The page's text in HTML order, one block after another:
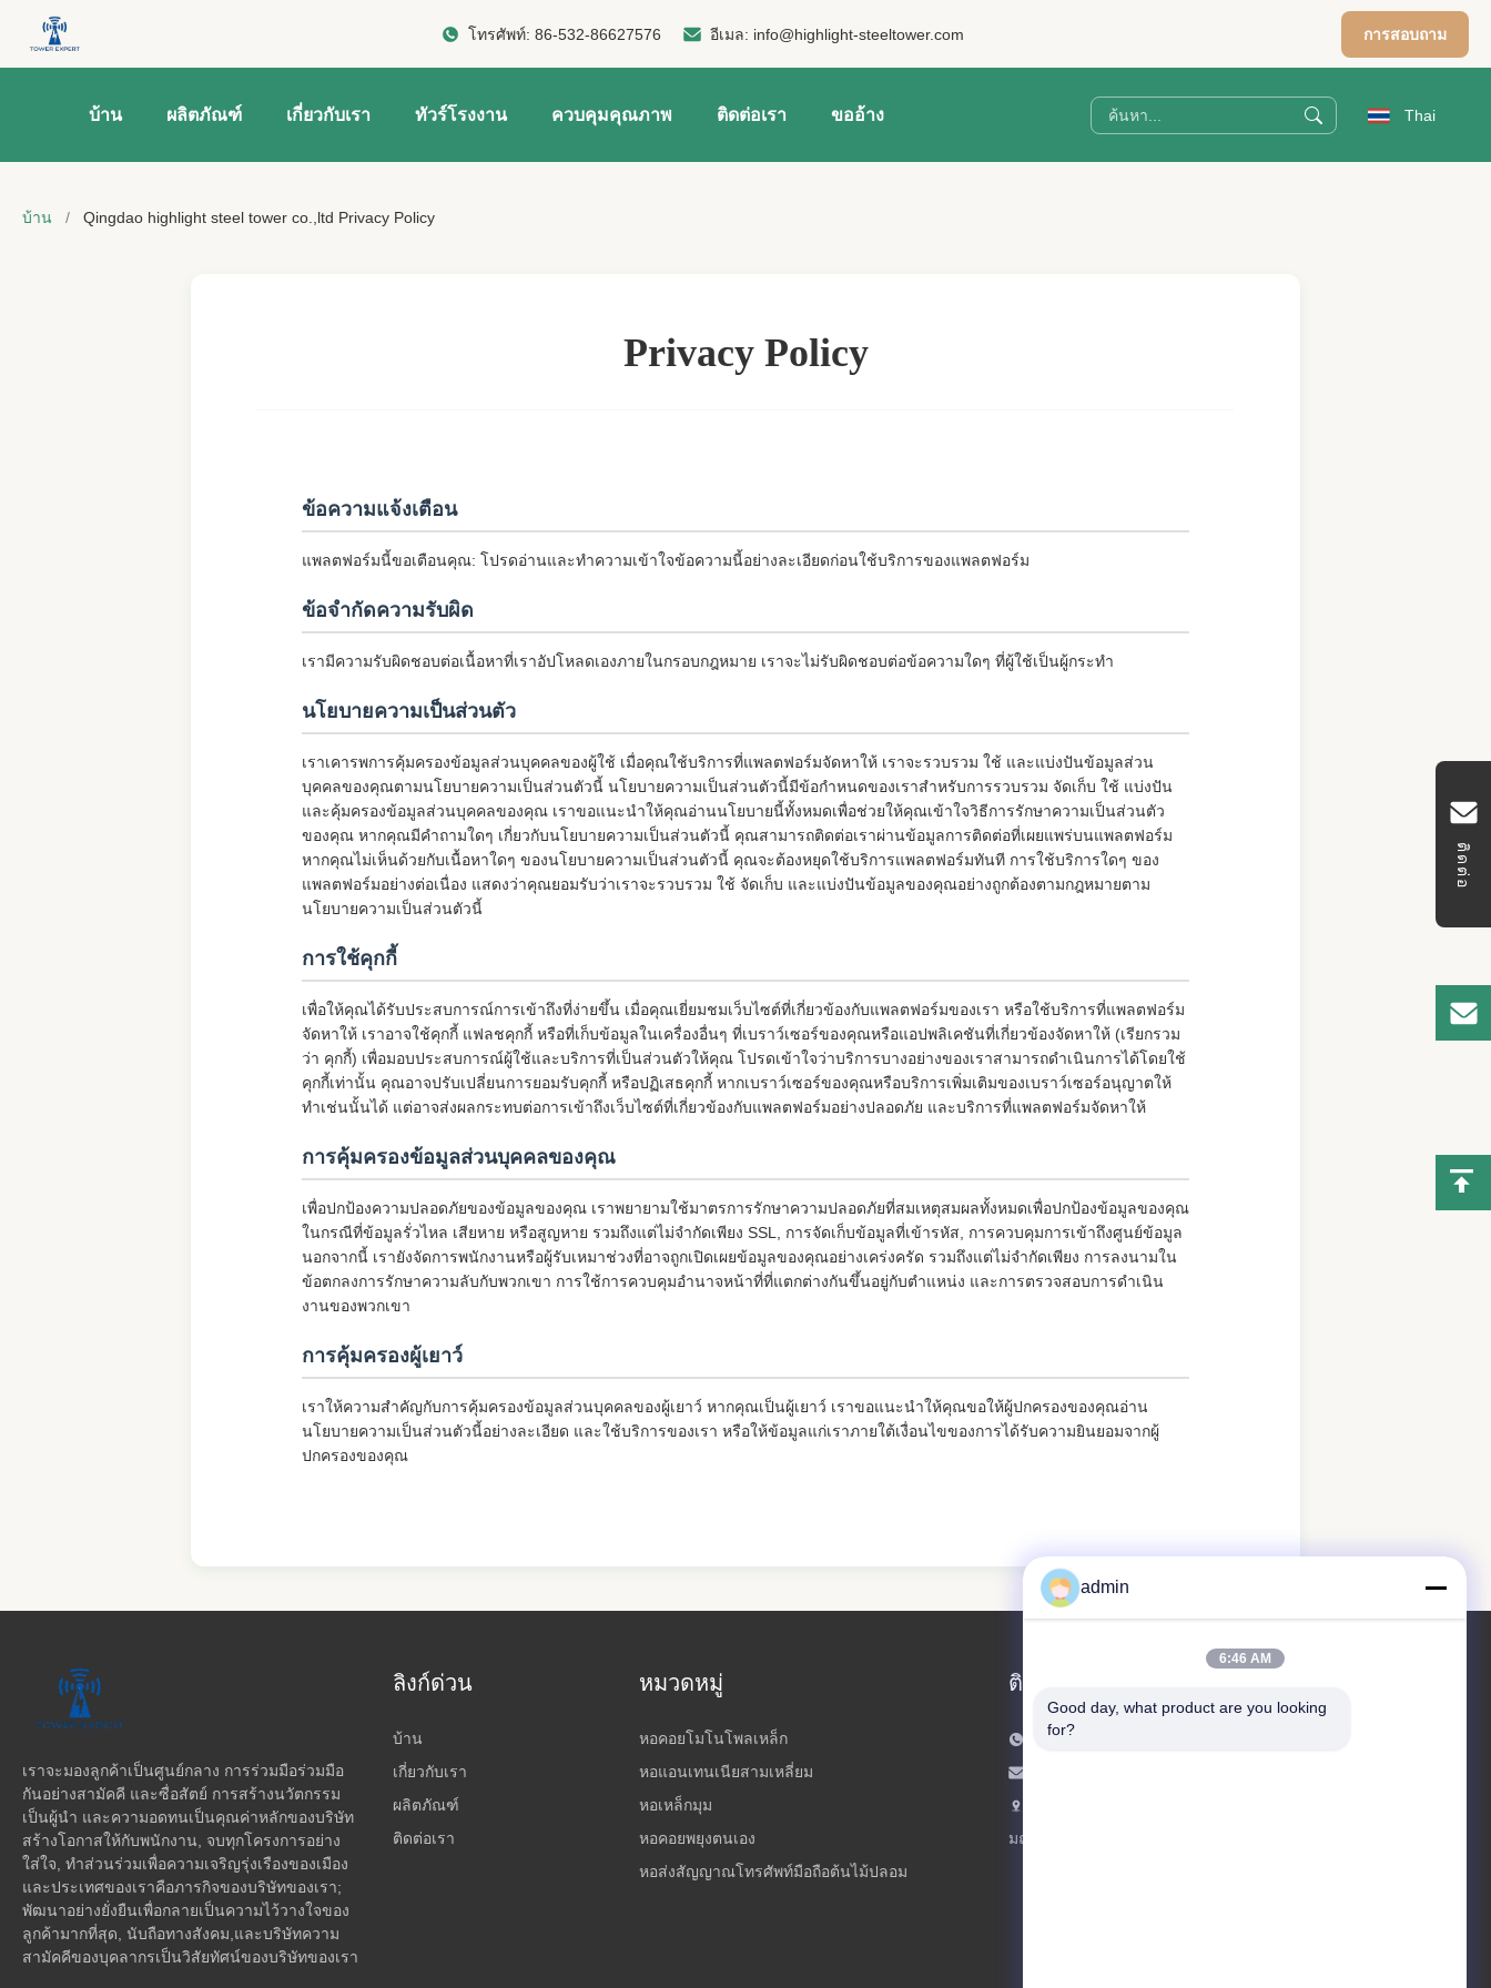
โทรศัพท์: 86-532-86627576 อีเมล: info@highlight-steeltower.com การสอบถาม
บ้าน ผลิตภัณฑ์ เกี่ยวกับเรา ทัวร์โรงงาน ควบคุมคุณภาพ ติดต่อเรา ขออ้าง Thai
ติดต่อ
บ้าน / Qingdao highlight steel tower co.,ltd Privacy Policy
Privacy Policy
ข้อความแจ้งเตือน
แพลตฟอร์มนี้ขอเตือนคุณ: โปรดอ่านและทำความเข้าใจข้อความนี้อย่างละเอียดก่อนใช้บริการของแพลตฟอร์ม
ข้อจำกัดความรับผิด
เรามีความรับผิดชอบต่อเนื้อหาที่เราอัปโหลดเองภายในกรอบกฎหมาย เราจะไม่รับผิดชอบต่อข้อความใดๆ ที่ผู้ใช้เป็นผู้กระทำ
นโยบายความเป็นส่วนตัว
เราเคารพการคุ้มครองข้อมูลส่วนบุคคลของผู้ใช้ เมื่อคุณใช้บริการที่แพลตฟอร์มจัดหาให้ เราจะรวบรวม ใช้ และแบ่งปันข้อมูลส่วน
บุคคลของคุณตามนโยบายความเป็นส่วนตัวนี้ นโยบายความเป็นส่วนตัวนี้มีข้อกำหนดของเราสำหรับการรวบรวม จัดเก็บ ใช้ แบ่งปัน
และคุ้มครองข้อมูลส่วนบุคคลของคุณ เราขอแนะนำให้คุณอ่านนโยบายนี้ทั้งหมดเพื่อช่วยให้คุณเข้าใจวิธีการรักษาความเป็นส่วนตัว
ของคุณ หากคุณมีคำถามใดๆ เกี่ยวกับนโยบายความเป็นส่วนตัวนี้ คุณสามารถติดต่อเราผ่านข้อมูลการติดต่อที่เผยแพร่บนแพลตฟอร์ม
หากคุณไม่เห็นด้วยกับเนื้อหาใดๆ ของนโยบายความเป็นส่วนตัวนี้ คุณจะต้องหยุดใช้บริการแพลตฟอร์มทันที การใช้บริการใดๆ ของ
แพลตฟอร์มอย่างต่อเนื่อง แสดงว่าคุณยอมรับว่าเราจะรวบรวม ใช้ จัดเก็บ และแบ่งปันข้อมูลของคุณอย่างถูกต้องตามกฎหมายตาม
นโยบายความเป็นส่วนตัวนี้
การใช้คุกกี้
เพื่อให้คุณได้รับประสบการณ์การเข้าถึงที่ง่ายขึ้น เมื่อคุณเยี่ยมชมเว็บไซต์ที่เกี่ยวข้องกับแพลตฟอร์มของเรา หรือใช้บริการที่แพลตฟอร์ม
จัดหาให้ เราอาจใช้คุกกี้ แฟลชคุกกี้ หรือที่เก็บข้อมูลในเครื่องอื่นๆ ที่เบราว์เซอร์ของคุณหรือแอปพลิเคชันที่เกี่ยวข้องจัดหาให้ (เรียกรวม
ว่า คุกกี้) เพื่อมอบประสบการณ์ผู้ใช้และบริการที่เป็นส่วนตัวให้คุณ โปรดเข้าใจว่าบริการบางอย่างของเราสามารถดำเนินการได้โดยใช้
คุกกี้เท่านั้น คุณอาจปรับเปลี่ยนการยอมรับคุกกี้ หรือปฏิเสธคุกกี้ หากเบราว์เซอร์ของคุณหรือบริการเพิ่มเติมของเบราว์เซอร์อนุญาตให้
ทำเช่นนั้นได้ แต่อาจส่งผลกระทบต่อการเข้าถึงเว็บไซต์ที่เกี่ยวข้องกับแพลตฟอร์มอย่างปลอดภัย และบริการที่แพลตฟอร์มจัดหาให้
การคุ้มครองข้อมูลส่วนบุคคลของคุณ
เพื่อปกป้องความปลอดภัยของข้อมูลของคุณ เราพยายามใช้มาตรการรักษาความปลอดภัยที่สมเหตุสมผลทั้งหมดเพื่อปกป้องข้อมูลของคุณ
ในกรณีที่ข้อมูลรั่วไหล เสียหาย หรือสูญหาย รวมถึงแต่ไม่จำกัดเพียง SSL, การจัดเก็บข้อมูลที่เข้ารหัส, การควบคุมการเข้าถึงศูนย์ข้อมูล
นอกจากนี้ เรายังจัดการพนักงานหรือผู้รับเหมาช่วงที่อาจถูกเปิดเผยข้อมูลของคุณอย่างเคร่งครัด รวมถึงแต่ไม่จำกัดเพียง การลงนามใน
ข้อตกลงการรักษาความลับกับพวกเขา การใช้การควบคุมอำนาจหน้าที่ที่แตกต่างกันขึ้นอยู่กับตำแหน่ง และการตรวจสอบการดำเนิน
งานของพวกเขา
การคุ้มครองผู้เยาว์
เราให้ความสำคัญกับการคุ้มครองข้อมูลส่วนบุคคลของผู้เยาว์ หากคุณเป็นผู้เยาว์ เราขอแนะนำให้คุณขอให้ผู้ปกครองของคุณอ่าน
นโยบายความเป็นส่วนตัวนี้อย่างละเอียด และใช้บริการของเรา หรือให้ข้อมูลแก่เราภายใต้เงื่อนไขของการได้รับความยินยอมจากผู้
ปกครองของคุณ
เราจะมองลูกค้าเป็นศูนย์กลาง การร่วมมือร่วมมือ
กันอย่างสามัคคี และซื่อสัตย์ การสร้างนวัตกรรม
เป็นผู้นํา และความอดทนเป็นคุณค่าหลักของบริษัท
สร้างโอกาสให้กับพนักงาน, จบทุกโครงการอย่าง
ใส่ใจ, ทําส่วนร่วมเพื่อความเจริญรุ่งเรืองของเมือง
และประเทศของเราคือภารกิจของบริษัทของเรา;
พัฒนาอย่างยั่งยืนเพื่อกลายเป็นความไว้วางใจของ
ลูกค้ามากที่สุด, นับถือทางสังคม,และบริษัทความ
สามัคคีของบุคลากรเป็นวิสัยทัศน์ของบริษัทของเรา
ลิงก์ด่วน
บ้าน
เกี่ยวกับเรา
ผลิตภัณฑ์
ติดต่อเรา
หมวดหมู่
หอคอยโมโนโพลเหล็ก
หอแอนเทนเนียสามเหลี่ยม
หอเหล็กมุม
หอคอยพยุงตนเอง
หอส่งสัญญาณโทรศัพท์มือถือต้นไม้ปลอม
ติดต่อเรา
โทรศัพท์: 86-532-86627576
มณฑลซานตง ประเทศจีน
admin
6:46 AM
Good day, what product are you looking
for?